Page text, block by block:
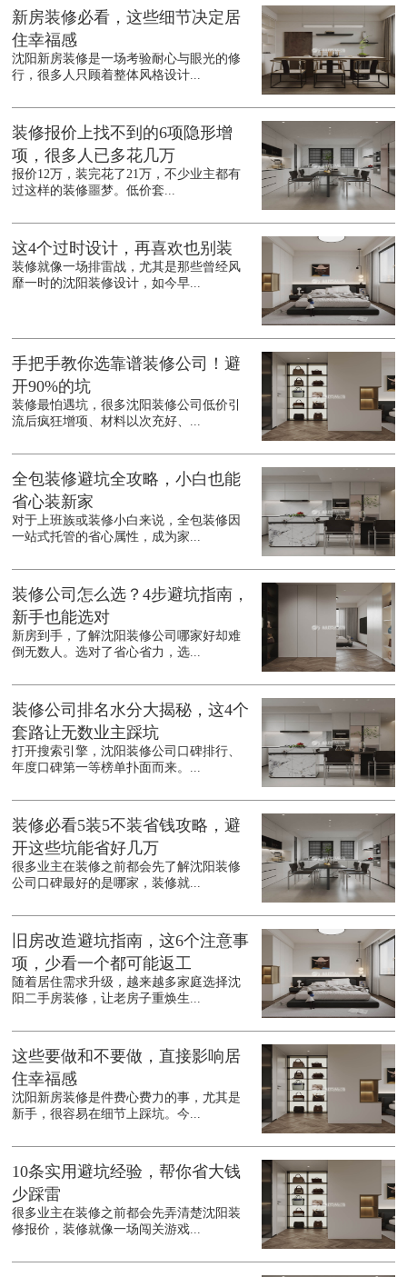
新房装修必看，这些细节决定居
住幸福感
沈阳新房装修是一场考验耐心与眼光的修
行，很多人只顾着整体风格设计...
装修报价上找不到的6项隐形增
项，很多人已多花几万
报价12万，装完花了21万，不少业主都有
过这样的装修噩梦。低价套...
这4个过时设计，再喜欢也别装
装修就像一场排雷战，尤其是那些曾经风
靡一时的沈阳装修设计，如今早...
手把手教你选靠谱装修公司！避
开90%的坑
装修最怕遇坑，很多沈阳装修公司低价引
流后疯狂增项、材料以次充好、...
全包装修避坑全攻略，小白也能
省心装新家
对于上班族或装修小白来说，全包装修因
一站式托管的省心属性，成为家...
装修公司怎么选？4步避坑指南，
新手也能选对
新房到手，了解沈阳装修公司哪家好却难
倒无数人。选对了省心省力，选...
装修公司排名水分大揭秘，这4个
套路让无数业主踩坑
打开搜索引擎，沈阳装修公司口碑排行、
年度口碑第一等榜单扑面而来。...
装修必看5装5不装省钱攻略，避
开这些坑能省好几万
很多业主在装修之前都会先了解沈阳装修
公司口碑最好的是哪家，装修就...
旧房改造避坑指南，这6个注意事
项，少看一个都可能返工
随着居住需求升级，越来越多家庭选择沈
阳二手房装修，让老房子重焕生...
这些要做和不要做，直接影响居
住幸福感
沈阳新房装修是件费心费力的事，尤其是
新手，很容易在细节上踩坑。今...
10条实用避坑经验，帮你省大钱
少踩雷
很多业主在装修之前都会先弄清楚沈阳装
修报价，装修就像一场闯关游戏...